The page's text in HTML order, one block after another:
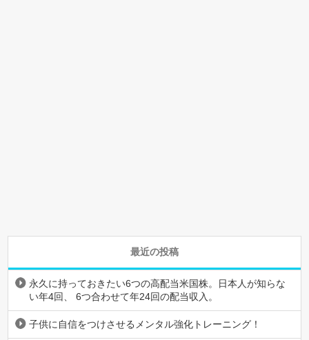
最近の投稿
永久に持っておきたい6つの高配当米国株。日本人が知らな
い年4回、 6つ合わせて年24回の配当収入。
子供に自信をつけさせるメンタル強化トレーニング！